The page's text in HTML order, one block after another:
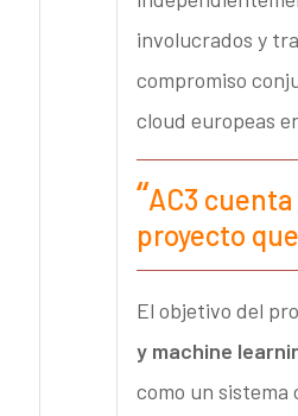
involucrados y
compromiso
cloud europeas
AC3
proyecto
El objetivo del
y machine
como un